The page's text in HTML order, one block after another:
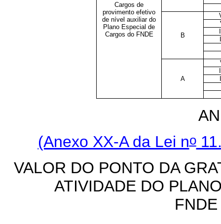
Cargos de
provimento efetivo
de nível auxiliar do
Plano Especial de
Cargos do FNDE
B
A
(Anexo XX-A da Lei no
VALOR DO PONTO DA
ATIVIDADE DO